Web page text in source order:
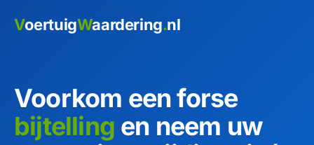
naar
VoertuigWaardering.nl
Voorkom een forse
bijtelling en neem uw